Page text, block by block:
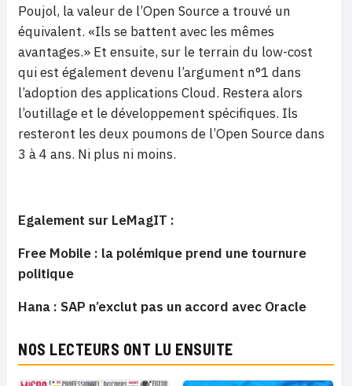
Poujol, la valeur de l’Open Source a trouvé un
équivalent. «Ils se battent avec les mêmes
avantages.» Et ensuite, sur le terrain du low-cost
qui est également devenu l’argument n°1 dans
l’adoption des applications Cloud. Restera alors
l’outillage et le développement spécifiques. Ils
resteront les deux poumons de l’Open Source dans
3 à 4 ans. Ni plus ni moins.
Egalement sur LeMagIT :
Free Mobile : la polémique prend une tournure
politique
Hana : SAP n’exclut pas un accord avec Oracle
NOS LECTEURS ONT LU ENSUITE